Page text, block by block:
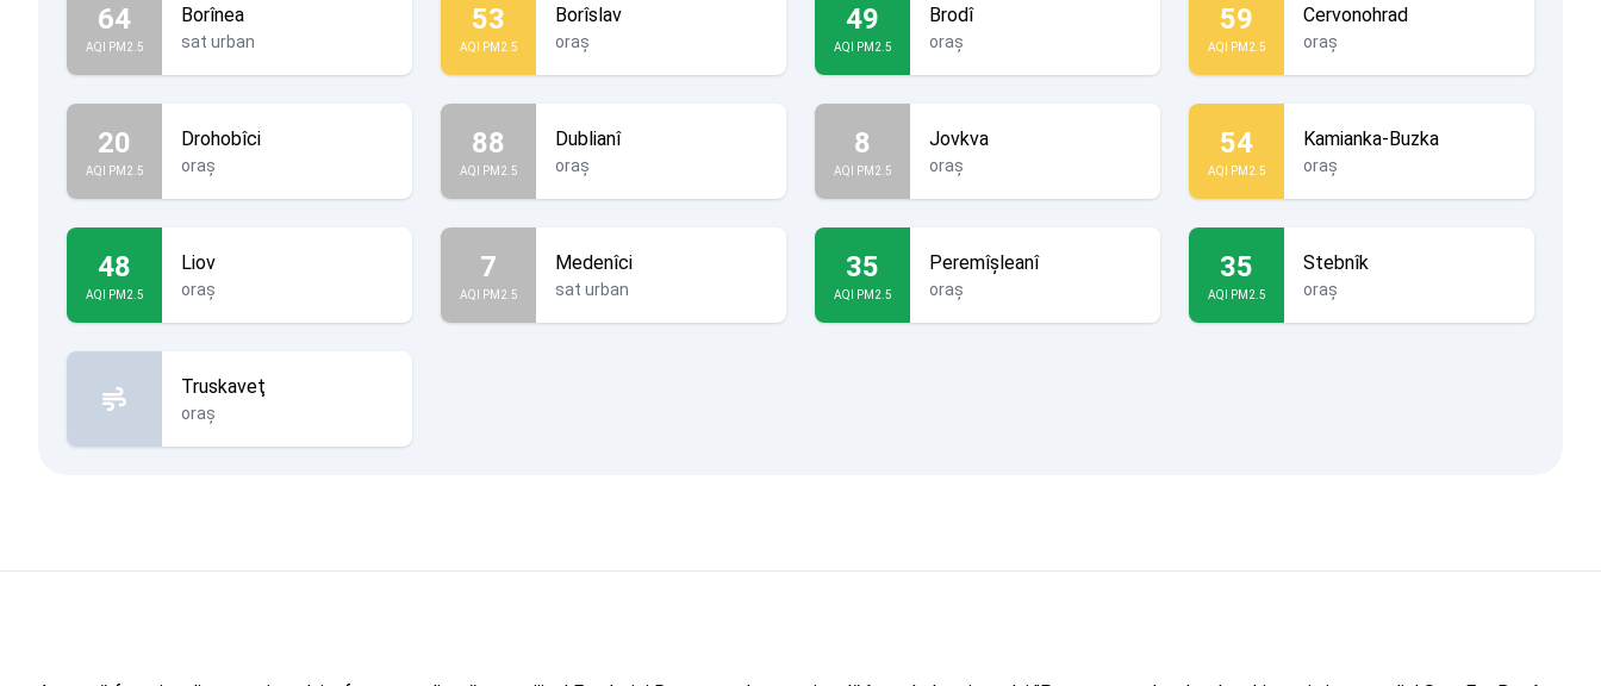
64
AQI PM2.5
Borînea
sat urban
53
AQI PM2.5
Borîslav
oraș
49
AQI PM2.5
Brodî
oraș
59
AQI PM2.5
Cervonohrad
oraș
20
AQI PM2.5
Drohobîci
oraș
88
AQI PM2.5
Dublianî
oraș
8
AQI PM2.5
Jovkva
oraș
54
AQI PM2.5
Kamianka-Buzka
oraș
48
AQI PM2.5
Liov
oraș
7
AQI PM2.5
Medenîci
sat urban
35
AQI PM2.5
Peremîșleanî
oraș
35
AQI PM2.5
Stebnîk
oraș
Truskaveţ
oraș